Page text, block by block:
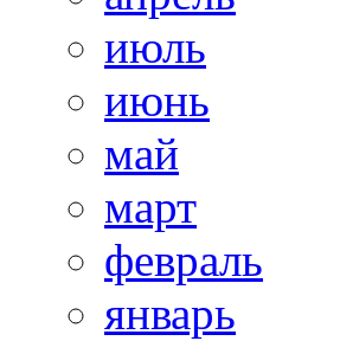
июль
июнь
май
март
февраль
январь